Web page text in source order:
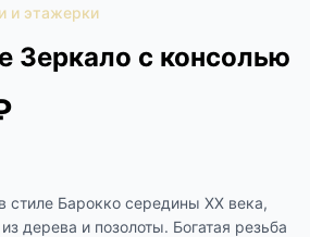
и этажерки
Зеркало с консолью
стиле Барокко середины XX века,
дерева и позолоты. Богатая резьба